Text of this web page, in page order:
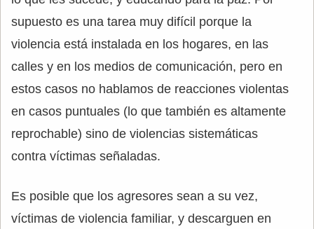
supuesto es una tarea muy difícil porque la
violencia está instalada en los hogares, en las
calles y en los medios de comunicación, pero en
estos casos no hablamos de reacciones violentas
en casos puntuales (lo que también es altamente
reprochable) sino de violencias sistemáticas
contra víctimas señaladas.
Es posible que los agresores sean a su vez,
víctimas de violencia familiar, y descarguen en